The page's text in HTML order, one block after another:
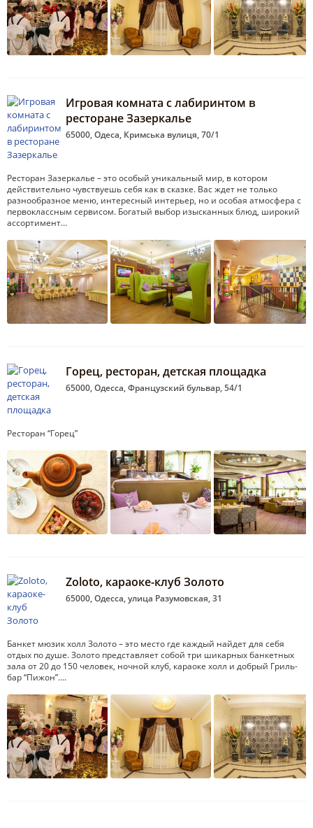
Игровая комната с лабиринтом в
ресторане Зазеркалье
65000, Одеса, Кримська вулиця, 70/1
Ресторан Зазеркалье – это особый уникальный мир, в котором
действительно чувствуешь себя как в сказке. Вас ждет не только
разнообразное меню, интересный интерьер, но и особая атмосфера с
первоклассным сервисом. Богатый выбор изысканных блюд, широкий
ассортимент…
Горец, ресторан, детская площадка
65000, Одесса, Французский бульвар, 54/1
Ресторан “Горец”
Zoloto, караоке-клуб Золото
65000, Одесса, улица Разумовская, 31
Банкет мюзик холл Золото – это место где каждый найдет для себя
отдых по душе. Золото представляет собой три шикарных банкетных
зала от 20 до 150 человек, ночной клуб, караоке холл и добрый Гриль-
бар “Пижон”….